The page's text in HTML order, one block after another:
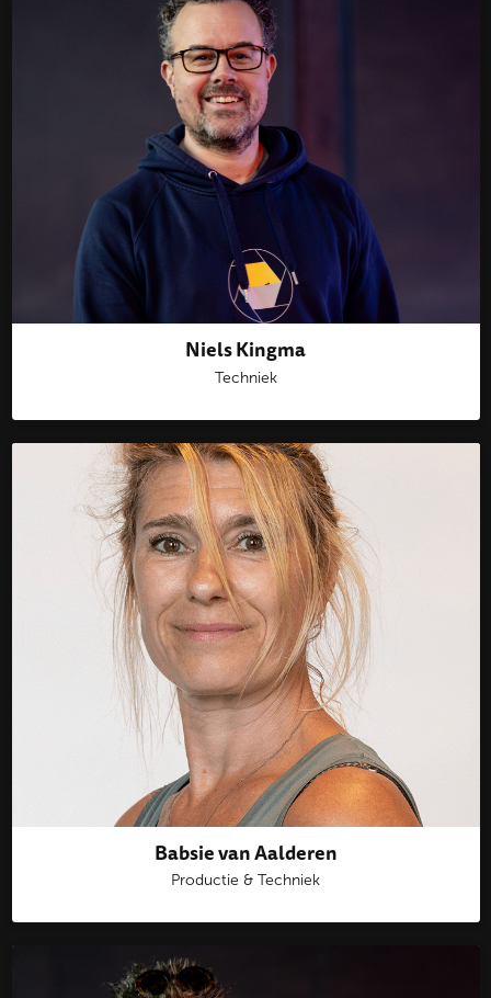
Niels Kingma
Techniek
Babsie van Aalderen
Productie & Techniek